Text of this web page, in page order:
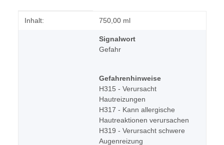
Produkteigenschaft
Wert
Inhalt: 750,00 ml
Signalwort
Gefahr
Gefahrenhinweise
H315 - Verursacht
Hautreizungen
H317 - Kann allergische
Hautreaktionen verursachen
H319 - Verursacht schwere
Augenreizung